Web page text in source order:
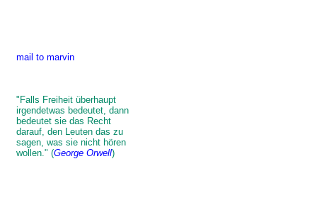
mail to marvin
"Falls Freiheit überhaupt
irgendetwas bedeutet, dann
bedeutet sie das Recht
darauf, den Leuten das zu
sagen, was sie nicht hören
wollen." (George Orwell)